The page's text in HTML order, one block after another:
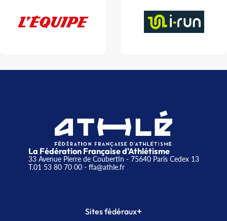
La Fédération Française d'Athlétisme
33 Avenue Pierre de Coubertin - 75640 Paris Cedex 13
T.01 53 80 70 00- ffa@athle.fr
Sites fédéraux+